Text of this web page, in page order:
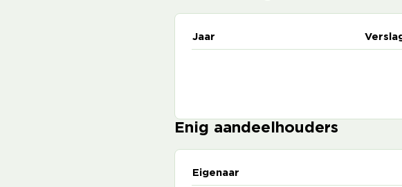
Jaar
Enig aandeelhouders
Eigenaar